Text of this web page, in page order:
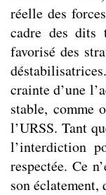
réelle des
cadre des dits
favorisé des
crainte d’une
stable, comme
l’URSS. Tant
l’interdiction
respectée. Ce
son éclatement,